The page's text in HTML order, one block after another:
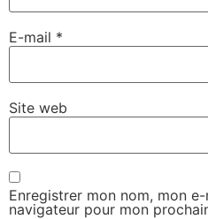
E-mail *
Site web
Enregistrer mon nom, mon
navigateur pour mon